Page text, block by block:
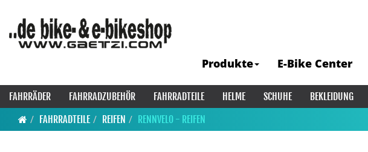
Produkte E-Bike Center
FAHRRÄDER FAHRRADZUBEHÖR FAHRRADTEILE HELME SCHUHE
BEKLEIDUNG
FAHRRADTEILE
REIFEN RENNVELO - REIFEN